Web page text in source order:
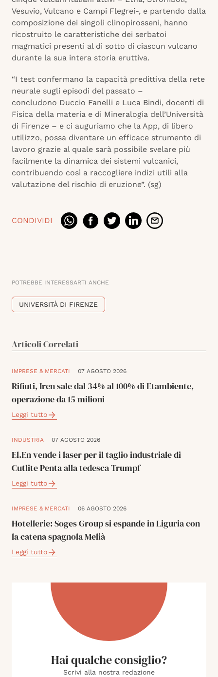
Vesuvio, Vulcano e Campi Flegrei-, e partendo dalla
composizione dei singoli clinopirosseni, hanno
ricostruito le caratteristiche dei serbatoi
magmatici presenti al di sotto di ciascun vulcano
durante la sua intera storia eruttiva.
“I test confermano la capacità predittiva della rete
neurale sugli episodi del passato –
concludono Duccio Fanelli e Luca Bindi, docenti di
Fisica della materia e di Mineralogia dell’Università
di Firenze – e ci auguriamo che la App, di libero
utilizzo, possa diventare un efficace strumento di
lavoro grazie al quale sarà possibile svelare più
facilmente la dinamica dei sistemi vulcanici,
contribuendo così a raccogliere indizi utili alla
valutazione del rischio di eruzione”. (sg)
CONDIVIDI
POTREBBE INTERESSARTI ANCHE
UNIVERSITÀ DI FIRENZE
Articoli Correlati
IMPRESE & MERCATI 07 AGOSTO 2026
Rifiuti, Iren sale dal 34% al 100% di Etambiente,
operazione da 15 milioni
Leggi tutto
INDUSTRIA 07 AGOSTO 2026
El.En vende i laser per il taglio industriale di
Cutlite Penta alla tedesca Trumpf
Leggi tutto
IMPRESE & MERCATI 06 AGOSTO 2026
Hotellerie: Soges Group si espande in Liguria con
la catena spagnola Melià
Leggi tutto
Hai qualche consiglio?
Scrivi alla nostra redazione